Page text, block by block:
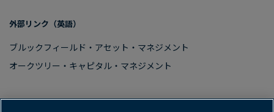
外部リンク​（英語）
ブルックフィールド・アセット・マネジメント
オークツリー・​キャピタル・マネジメント